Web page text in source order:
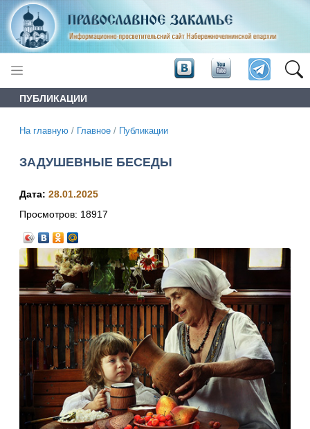
ПУБЛИКАЦИИ
На главную / Главное / Публикации
ЗАДУШЕВНЫЕ БЕСЕДЫ
Дата: 28.01.2025
Просмотров: 18917